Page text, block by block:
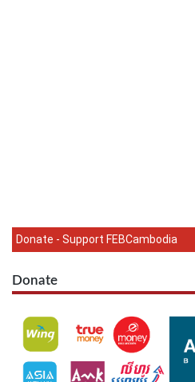
Donate - Support FEBCambodia
Donate